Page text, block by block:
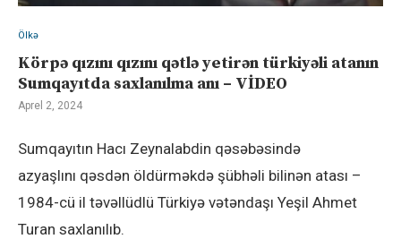
Ölkə
Körpə qızını qızını qətlə yetirən türkiyəli atanın
Sumqayıtda saxlanılma anı – VİDEO
Aprel 2, 2024
Sumqayıtın Hacı Zeynalabdin qəsəbəsində
azyaşlını qəsdən öldürməkdə şübhəli bilinən atası –
1984-cü il təvəllüdlü Türkiyə vətəndaşı Yeşil Ahmet
Turan saxlanılıb.